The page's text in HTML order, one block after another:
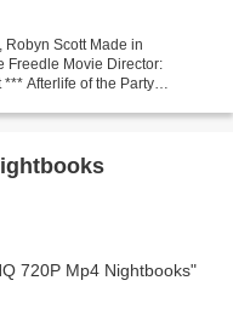
Robyn Scott Made in
Freedle Movie Director:
Afterlife of the Party